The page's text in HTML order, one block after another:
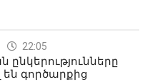
22:05
գործարքից